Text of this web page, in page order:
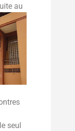
au
seul